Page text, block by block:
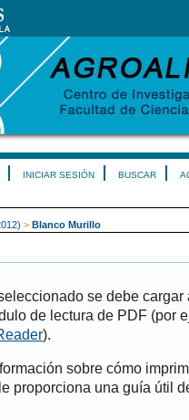
INICIAR SESIÓN BUSCAR
> Blanco Murillo
se debe
de lectura de PDF (por
).
sobre cómo
proporciona una guía útil